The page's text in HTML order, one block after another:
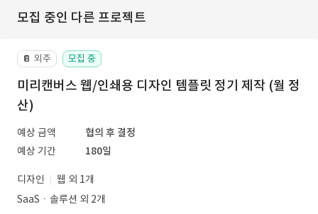
모집 중인 다른 프로젝트
📔 외주 모집 중
미리캔버스 웹/인쇄용 디자인 템플릿 정기 제작 (월 정
산)
예상 금액
협의 후 결정
예상 기간
180일
디자인
웹 외 1개
SaaSㆍ솔루션 외 2개